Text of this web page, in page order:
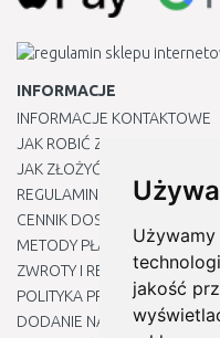
jakość
INFORMACJE
INFORMACJE KONTAKTOWE
JAK ROBIĆ ZAKUPY ?
JAK ZŁOŻYĆ REKLAMACJĘ
REGULAMIN
CENNIK DOSTAWY
METODY PŁATNOŚCI
ZWROTY I REKLAMACJE
POLITYKA PRYWATNOŚCI
DODANIE NASZYCH